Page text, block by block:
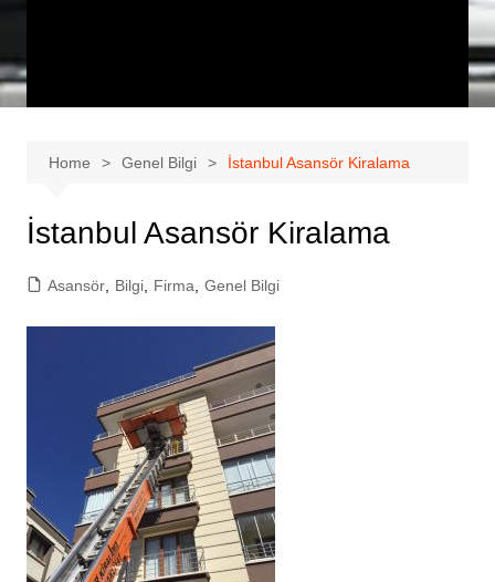
Home Genel Bilgi İstanbul Asansör Kiralama
İstanbul Asansör Kiralama
Asansör, Bilgi, Firma Genel Bilgi